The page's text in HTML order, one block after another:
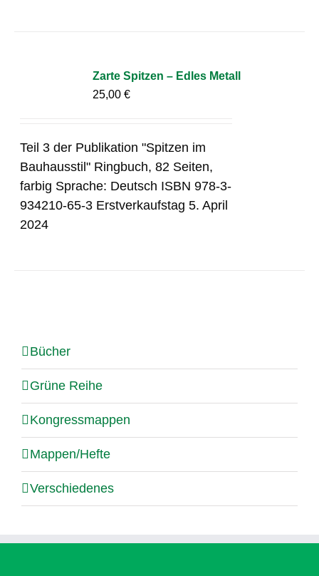
Zarte Spitzen – Edles Metall
25,00€
Teil 3 der Publikation "Spitzen im
Bauhausstil" Ringbuch, 82 Seiten,
farbig Sprache: Deutsch ISBN 978-3-
934210-65-3 Erstverkaufstag 5. April
2024
Bücher
Grüne Reihe
Kongressmappen
Mappen/Hefte
Verschiedenes